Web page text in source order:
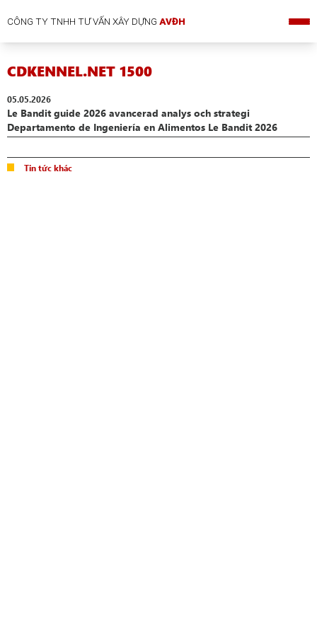
CÔNG TY TNHH TƯ VẤN XÂY DỰNGAVĐH
CDKENNEL.NET 1500
05.05.2026
Le Bandit guide 2026 avancerad analys och strategi
Departamento de Ingeniería en Alimentos Le Bandit 2026
Tin tức khác